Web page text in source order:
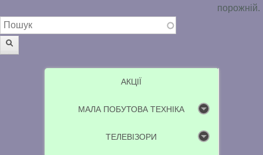
порожній.
Пошукова форма
АКЦІЇ
МАЛА ПОБУТОВА ТЕХНІКА
ТЕЛЕВІЗОРИ